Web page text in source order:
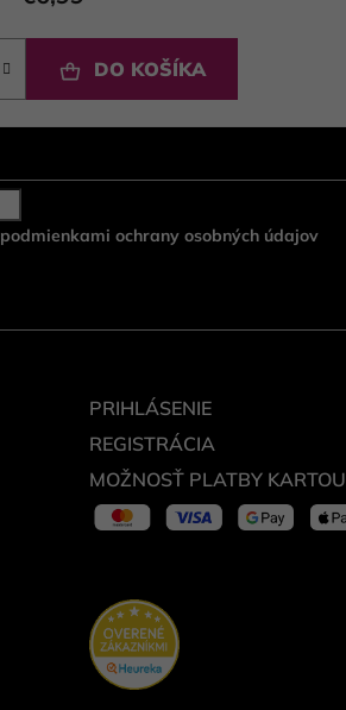
DO KOŠÍKA
podmienkami ochrany osobných údajov
PRIHLÁSENIE
REGISTRÁCIA
MOŽNOSŤ PLATBY KARTOU